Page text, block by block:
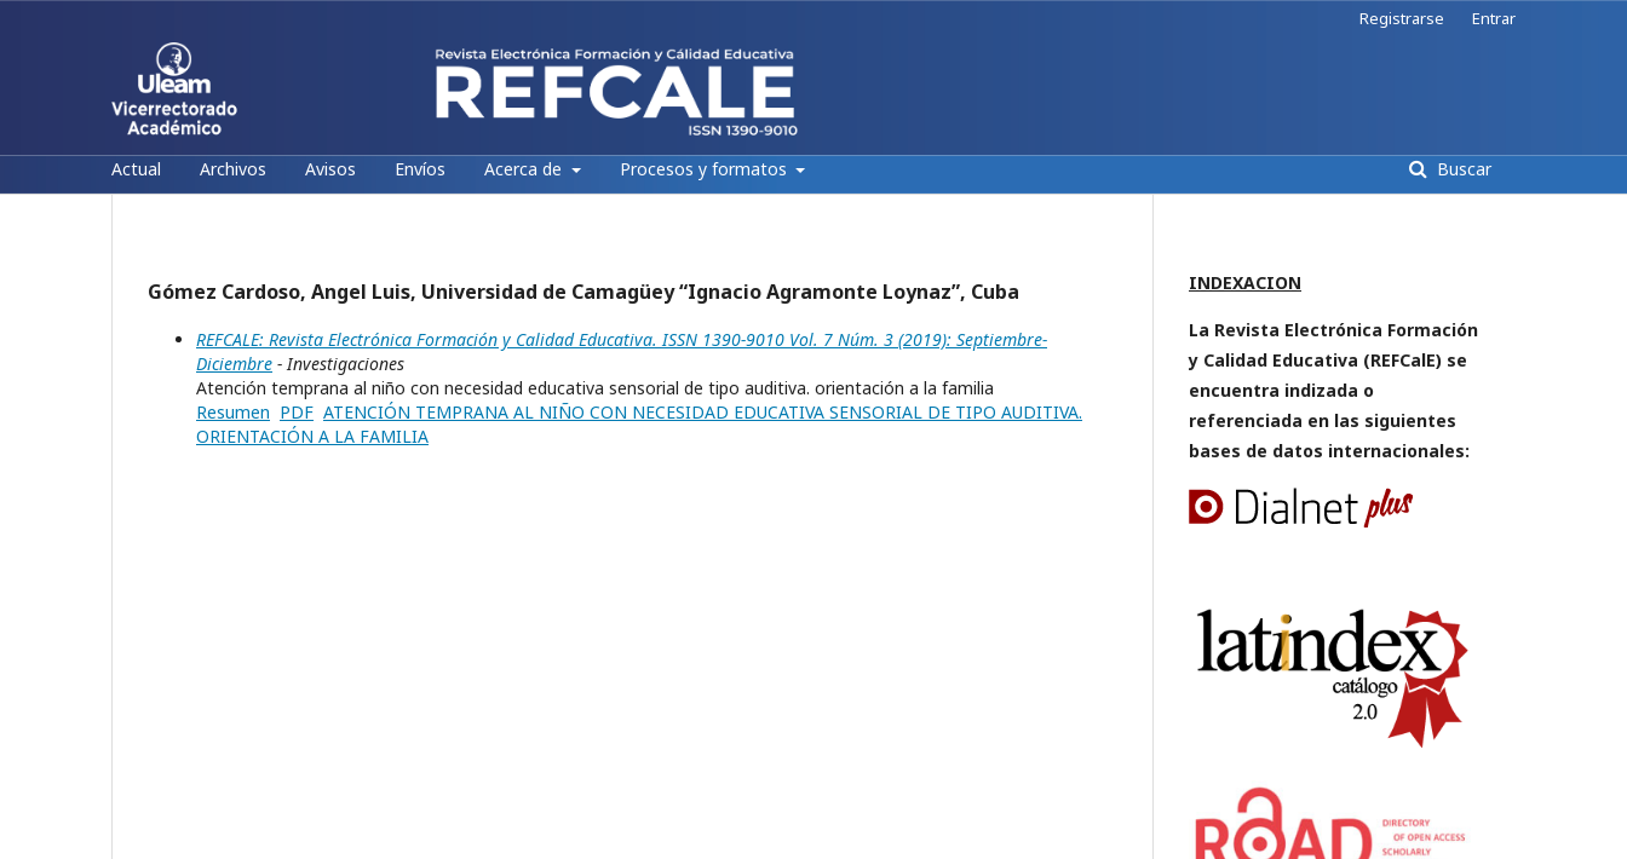
Actual Archivos Avisos Envíos Acerca de Procesos y formatos Buscar
Registrarse Entrar
Gómez Cardoso, Angel Luis, Universidad de Camagüey “Ignacio Agramonte Loynaz”, Cuba
REFCALE: Revista Electrónica Formación y Calidad Educativa. ISSN 1390-9010 Vol. 7 Núm. 3 (2019): Septiembre-
Diciembre - Investigaciones
Atención temprana al niño con necesidad educativa sensorial de tipo auditiva. orientación a la familia
Resumen PDF ATENCIÓN TEMPRANA AL NIÑO CON NECESIDAD EDUCATIVA SENSORIAL DE TIPO AUDITIVA.
ORIENTACIÓN A LA FAMILIA
INDEXACION
La Revista Electrónica Formación
y Calidad Educativa (REFCalE) se
encuentra indizada o
referenciada en las siguientes
bases de datos internacionales: